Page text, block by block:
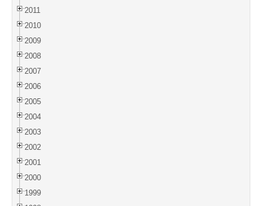
2011
2010
2009
2008
2007
2006
2005
2004
2003
2002
2001
2000
1999